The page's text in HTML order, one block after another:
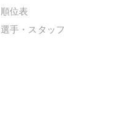
順位表
選手・スタッフ